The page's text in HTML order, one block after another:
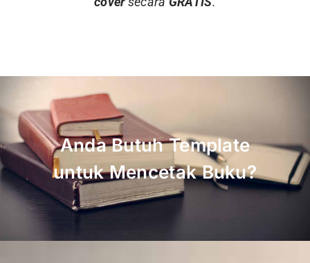
Anda Butuh Template
untuk Mencetak Buku?